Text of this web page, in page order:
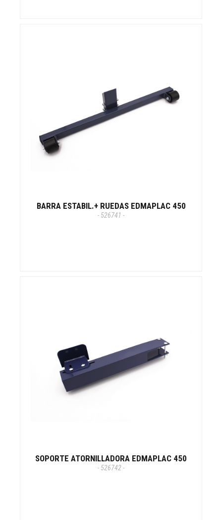
BARRA ESTABIL.+ RUEDAS EDMAPLAC 450
- 526741 -
SOPORTE ATORNILLADORA EDMAPLAC 450
- 526742 -